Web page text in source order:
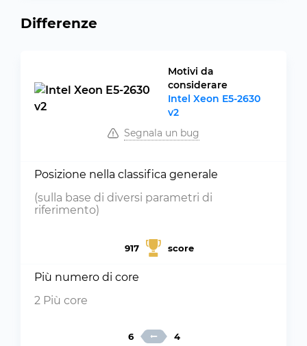
Differenze
Motivi da
considerare
Intel Xeon E5-2630
v2
Segnala un bug
Posizione nella classifica generale
(sulla base di diversi parametri di
riferimento)
917 score
Più numero di core
2 Più core
6 4